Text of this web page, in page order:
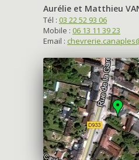
Aurélie et Matthieu
Tél : 03 22 52 93 06
Mobile : 06 13 11 39 23
Email :